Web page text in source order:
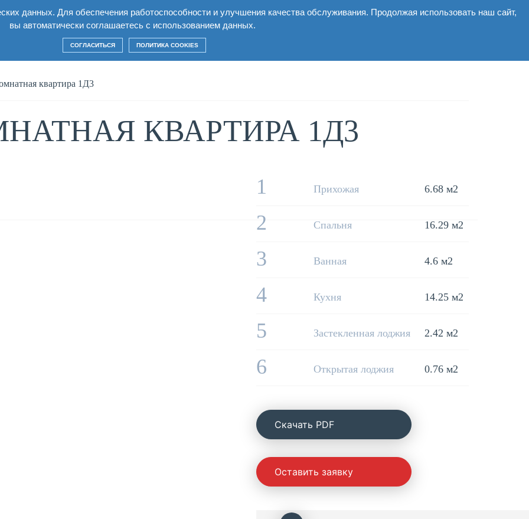
данных. Для обеспечения работоспособности и улучшения качества обслуживания. Продолжая использовать наш сайт,
вы автоматически соглашаетесь с использованием данных.
СОГЛАСИТЬСЯ ПОЛИТИКА COOKIES
Квартиры Условия Строительство Коммерческие Галерея Новости Контакты
квартира 1Д3
КВАРТИРА 1Д3
1 Прихожая 6.68 м2
2 Спальня 16.29 м2
3 Ванная 4.6 м2
4 Кухня 14.25 м2
5 Застекленная лоджия 2.42 м2
6 Открытая лоджия 0.76 м2
Cкачать PDF
Оставить заявку